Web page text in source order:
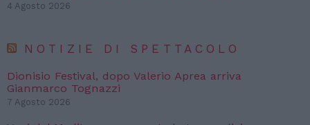
4 Agosto 2026
NOTIZIE DI SPETTACOLO
Dionisio Festival, dopo Valerio Aprea arriva
Gianmarco Tognazzi
7 Agosto 2026